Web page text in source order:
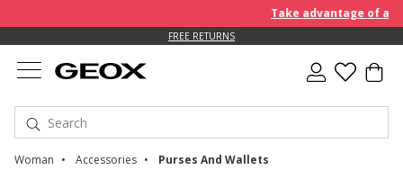
Take advantage of an
FREE RETURNS
Woman Accessories Purses And Wallets